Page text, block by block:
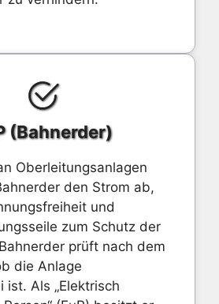
(Bahnerder)
Oberleitungsanlagen
den Strom ab,
und
zum Schutz der
prüft nach dem
die Anlage
ist. Als „Elektrisch